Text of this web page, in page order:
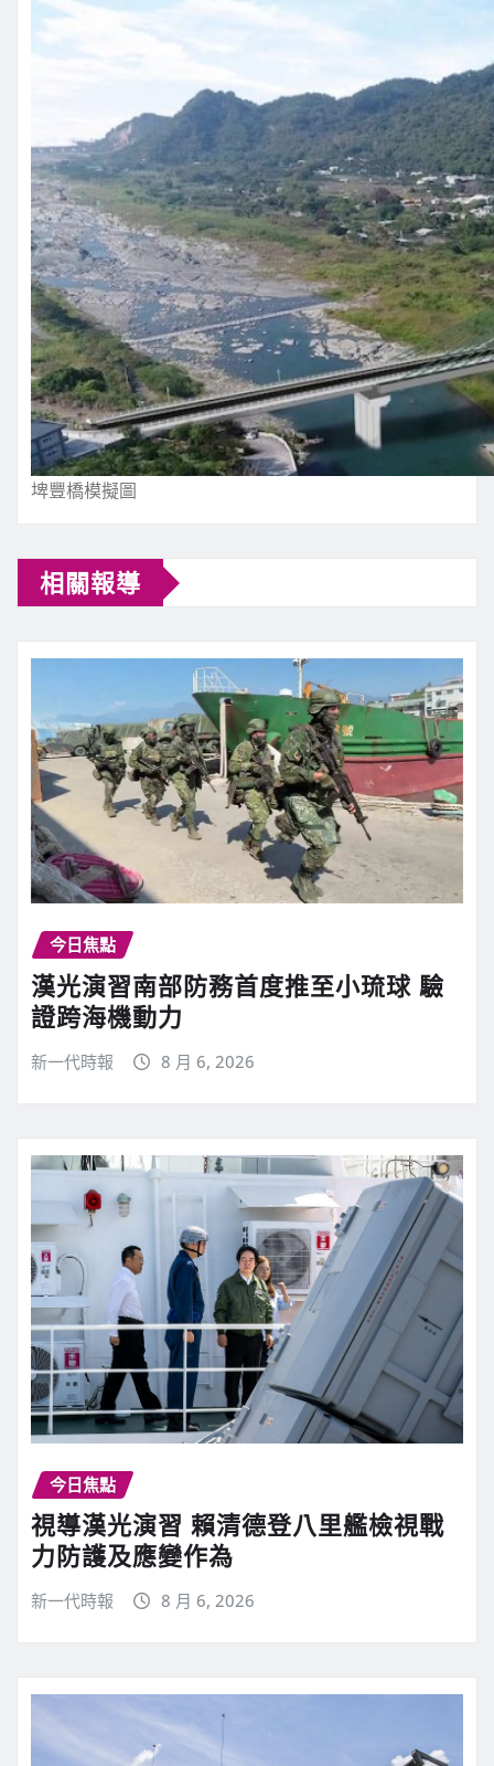
埤豐橋模擬圖
相關報導
今日焦點
漢光演習南部防務首度推至小琉球 驗
證跨海機動力
新一代時報 8 月 6, 2026
今日焦點
視導漢光演習 賴清德登八里艦檢視戰
力防護及應變作為
新一代時報 8 月 6, 2026